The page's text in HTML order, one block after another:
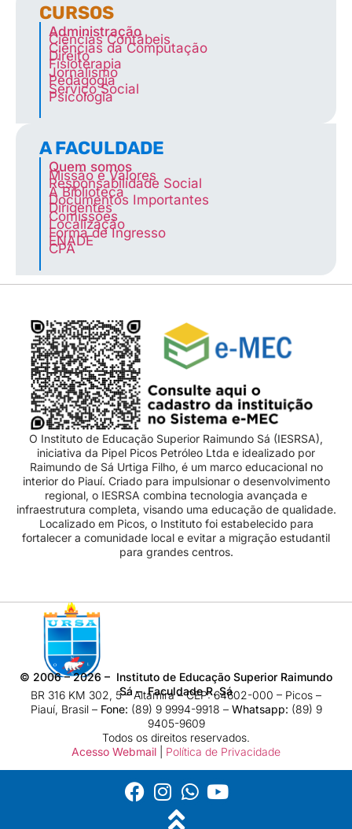
CURSOS
Administração
Ciências Contábeis
Ciências da Computação
Direito
Fisioterapia
Jornalismo
Pedagogia
Serviço Social
Psicologia
A FACULDADE
Quem somos
Missão e Valores
Responsabilidade Social
A Biblioteca
Documentos Importantes
Dirigentes
Comissões
Localização
Forma de Ingresso
ENADE
CPA
O Instituto de Educação Superior Raimundo Sá (IESRSA),
iniciativa da Pipel Picos Petróleo Ltda e idealizado por
Raimundo de Sá Urtiga Filho, é um marco educacional no
interior do Piauí. Criado para impulsionar o desenvolvimento
regional, o IESRSA combina tecnologia avançada e
infraestrutura completa, visando uma educação de qualidade.
Localizado em Picos, o Instituto foi estabelecido para
fortalecer a comunidade local e evitar a migração estudantil
para grandes centros.
© 2006 – 2026 – Instituto de Educação Superior Raimundo
Sá – Faculdade R. Sá
BR 316 KM 302, 5 – Altamira – CEP: 64602-000 – Picos –
Piauí, Brasil – Fone: (89) 9 9994-9918​ – Whatsapp: (89) 9
9405-9609
Todos os direitos reservados.
Acesso Webmail
Política de Privacidade